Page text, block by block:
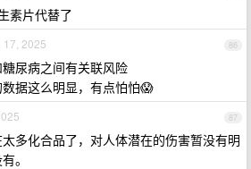
素片代替了
86
17, 2025
尿病之间有关联风险
据这么明显，有点怕怕😱
87
多化合品了，对人体潜在的伤害暂没有明
。